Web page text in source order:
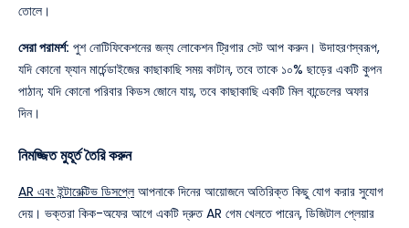
তোলে।
সেরা পরামর্শ: পুশ নোটিফিকেশনের জন্য লোকেশন ট্রিগার সেট আপ করুন। উদাহরণস্বরূপ,
যদি কোনো ফ্যান মার্চেন্ডাইজের কাছাকাছি সময় কাটান, তবে তাকে ১০% ছাড়ের একটি কুপন
পাঠান; যদি কোনো পরিবার কিডস জোনে যায়, তবে কাছাকাছি একটি মিল বান্ডেলের অফার
দিন।
নিমজ্জিত মুহূর্ত তৈরি করুন
AR এবং ইন্টারেক্টিভ ডিসপ্লে আপনাকে দিনের আয়োজনে অতিরিক্ত কিছু যোগ করার সুযোগ
দেয়। ভক্তরা কিক-অফের আগে একটি দ্রুত AR গেম খেলতে পারেন, ডিজিটাল প্লেয়ার